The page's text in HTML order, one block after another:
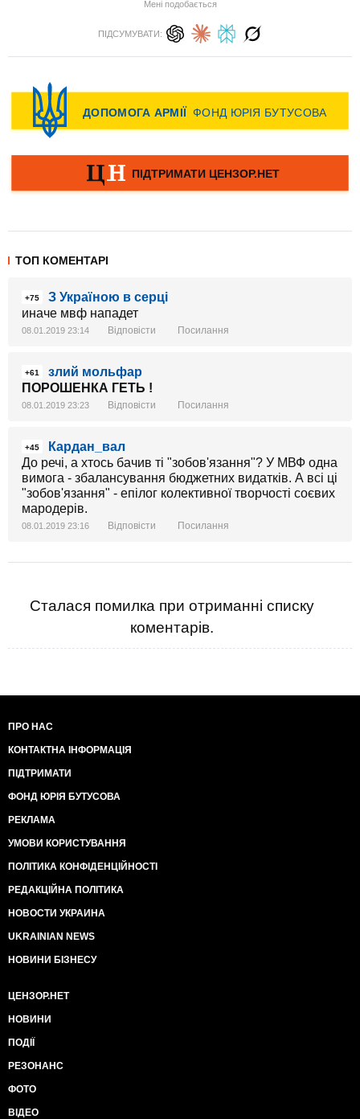
Мені подобається
ПІДСУМУВАТИ:
ТОП КОМЕНТАРІ
+75
З Україною в серці
иначе мвф нападет
08.01.2019 23:14 Відповісти Посилання
+61
злий мольфар
ПОРОШЕНКА ГЕТЬ !
08.01.2019 23:23 Відповісти Посилання
+45
Кардан_вал
До речі, а хтось бачив ті "зобов'язання"? У МВФ одна
вимога - збалансування бюджетних видатків. А всі ці
"зобов'язання" - епілог колективної творчості соєвих
мародерів.
08.01.2019 23:16 Відповісти Посилання
Сталася помилка при отриманні списку
коментарів.
ПРО НАС
КОНТАКТНА ІНФОРМАЦІЯ
ПІДТРИМАТИ
ФОНД ЮРІЯ БУТУСОВА
РЕКЛАМА
УМОВИ КОРИСТУВАННЯ
ПОЛІТИКА КОНФІДЕНЦІЙНОСТІ
РЕДАКЦІЙНА ПОЛІТИКА
НОВОСТИ УКРАИНА
UKRAINIAN NEWS
НОВИНИ БІЗНЕСУ
ЦЕНЗОР.НЕТ
НОВИНИ
ПОДІЇ
РЕЗОНАНС
ФОТО
ВІДЕО